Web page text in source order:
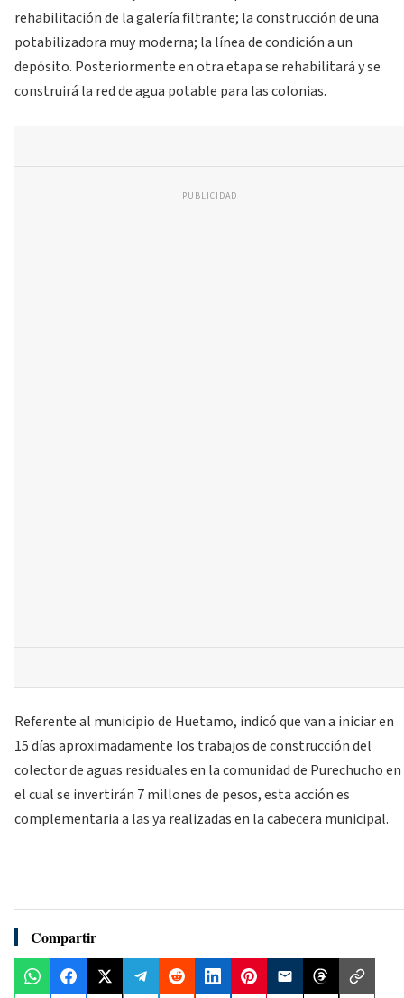
rehabilitación de la galería filtrante; la construcción de una
potabilizadora muy moderna; la línea de condición a un
depósito. Posteriormente en otra etapa se rehabilitará y se
construirá la red de agua potable para las colonias.
PUBLICIDAD
Referente al municipio de Huetamo, indicó que van a iniciar en
15 días aproximadamente los trabajos de construcción del
colector de aguas residuales en la comunidad de Purechucho en
el cual se invertirán 7 millones de pesos, esta acción es
complementaria a las ya realizadas en la cabecera municipal.
Compartir